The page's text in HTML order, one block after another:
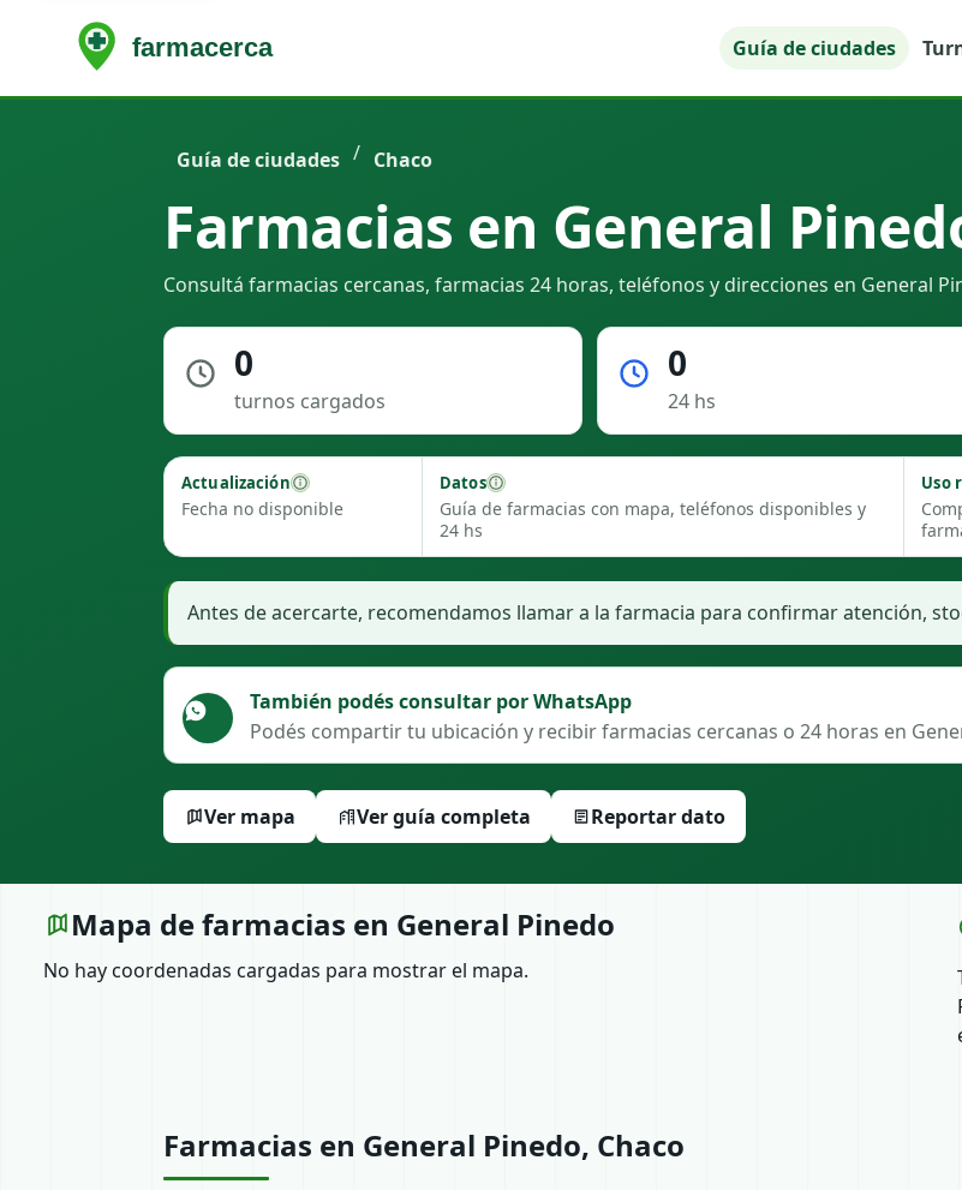
Guía de ciudades
Guía de ciudades / Chaco
Farmacias en General
Consultá farmacias cercanas, farmacias 24 horas, teléfonos y direcciones en General
0
turnos cargados
0
24 hs
Actualización
Fecha no disponible
Datos
Guía de farmacias con mapa, teléfonos disponibles y
24 hs
Uso
Antes de acercarte, recomendamos llamar a la farmacia para confirmar atención,
También podés consultar por WhatsApp
Podés compartir tu ubicación y recibir farmacias cercanas o 24 horas en
Ver mapa Ver guía completa Reportar dato
Mapa de farmacias en General Pinedo
No hay coordenadas cargadas para mostrar el mapa.
Farmacias en General Pinedo, Chaco